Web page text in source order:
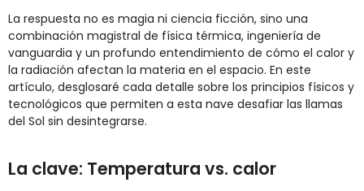
La respuesta no es magia ni ciencia ficción, sino una
combinación magistral de física térmica, ingeniería de
vanguardia y un profundo entendimiento de cómo el calor y
la radiación afectan la materia en el espacio. En este
artículo, desglosaré cada detalle sobre los principios físicos y
tecnológicos que permiten a esta nave desafiar las llamas
del Sol sin desintegrarse.
La clave: Temperatura vs. calor